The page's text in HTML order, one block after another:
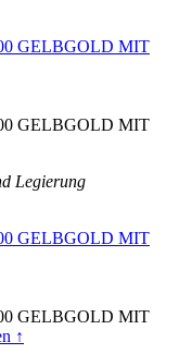
GELBGOLD MIT
GELBGOLD MIT
Legierung
GELBGOLD MIT
GELBGOLD MIT
↑